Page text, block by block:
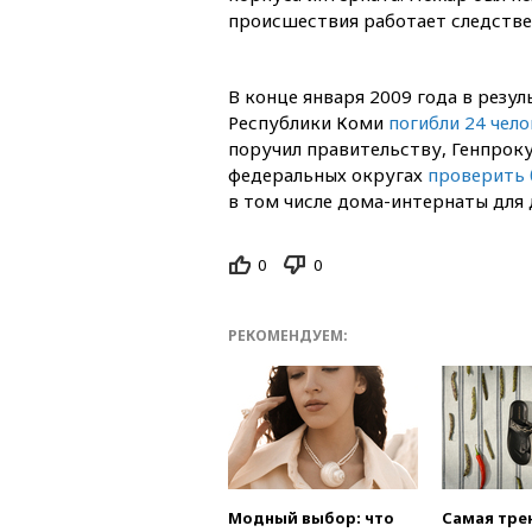
происшествия работает
В конце января 2009 года в
Республики Коми погибли 24
поручил правительству,
федеральных округах проверить
в том числе дома-интернаты для
0 0
РЕКОМЕНДУЕМ:
Модный выбор: что
Самая